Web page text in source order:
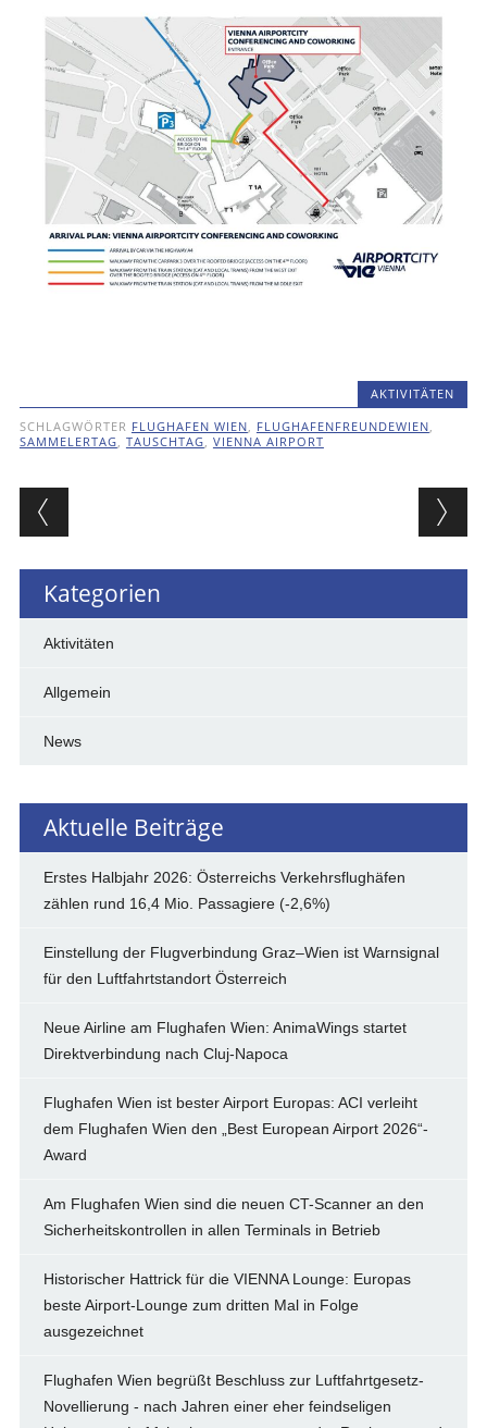
AKTIVITÄTEN
SCHLAGWÖRTER FLUGHAFEN WIEN FLUGHAFENFREUNDEWIEN
SAMMELERTAG TAUSCHTAG VIENNA AIRPORT
Beitragsnavigation
Kategorien
Aktivitäten
Allgemein
News
Aktuelle Beiträge
Erstes Halbjahr 2026: Österreichs Verkehrsflughäfen
zählen rund 16,4 Mio. Passagiere (-2,6%)
Einstellung der Flugverbindung Graz–Wien ist Warnsignal
für den Luftfahrtstandort Österreich
Neue Airline am Flughafen Wien: AnimaWings startet
Direktverbindung nach Cluj-Napoca
Flughafen Wien ist bester Airport Europas: ACI verleiht
dem Flughafen Wien den „Best European Airport 2026“-
Award
Am Flughafen Wien sind die neuen CT-Scanner an den
Sicherheitskontrollen in allen Terminals in Betrieb
Historischer Hattrick für die VIENNA Lounge: Europas
beste Airport-Lounge zum dritten Mal in Folge
ausgezeichnet
Flughafen Wien begrüßt Beschluss zur Luftfahrtgesetz-
Novellierung - nach Jahren einer eher feindseligen